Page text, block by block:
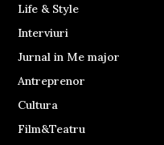
Life & Style
Interviuri
Jurnal in Me major
Antreprenor
Cultura
Film&Teatru